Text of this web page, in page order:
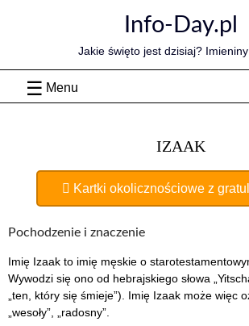
Info-Day.pl
Jakie święto jest dzisiaj?
Menu
IZAAK
Kartki okolicznościowe z
Pochodzenie i znaczenie
Imię Izaak to imię męskie o
Wywodzi się ono od hebrajskiego słowa
„ten, który się śmieje”). Imię Izaak może więc
„wesoły”, „radosny”.